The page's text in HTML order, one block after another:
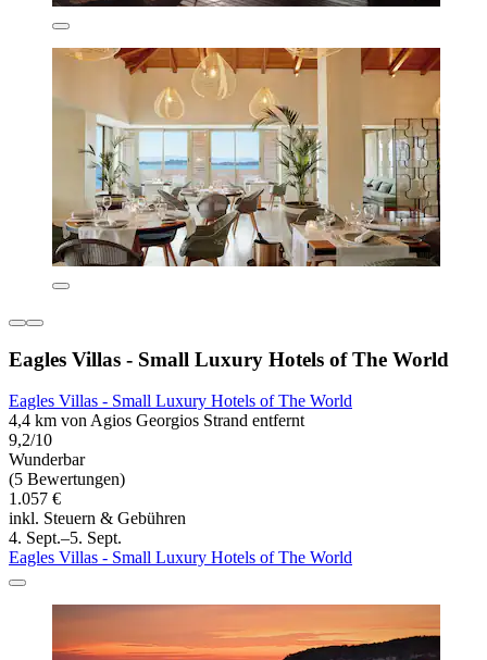
Eagles Villas - Small Luxury Hotels of The World
Eagles Villas - Small Luxury Hotels of The World
4,4 km von Agios Georgios Strand entfernt
9,2/10
Wunderbar
(5 Bewertungen)
1.057 €
inkl. Steuern & Gebühren
4. Sept.–5. Sept.
Eagles Villas - Small Luxury Hotels of The World